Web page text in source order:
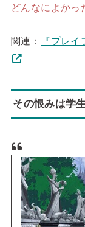
どんなによかっ
関連： 『プレ
その恨みは学